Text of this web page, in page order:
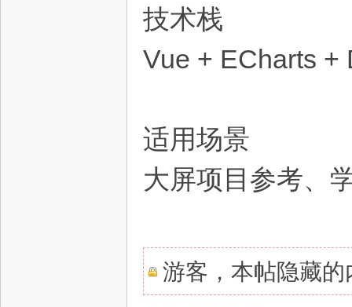
技术栈
Vue + ECharts +
适用场景
大屏项目参考、
游客，本帖隐藏